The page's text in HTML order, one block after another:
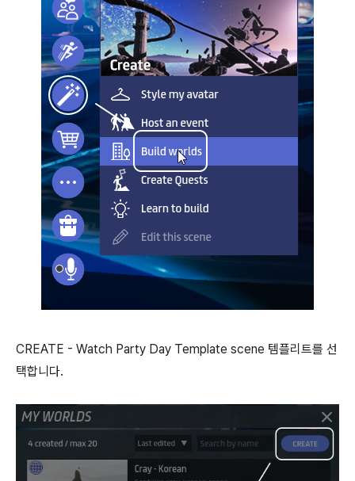
CREATE - Watch Party Day Template scene 템플리트를 선
택합니다.